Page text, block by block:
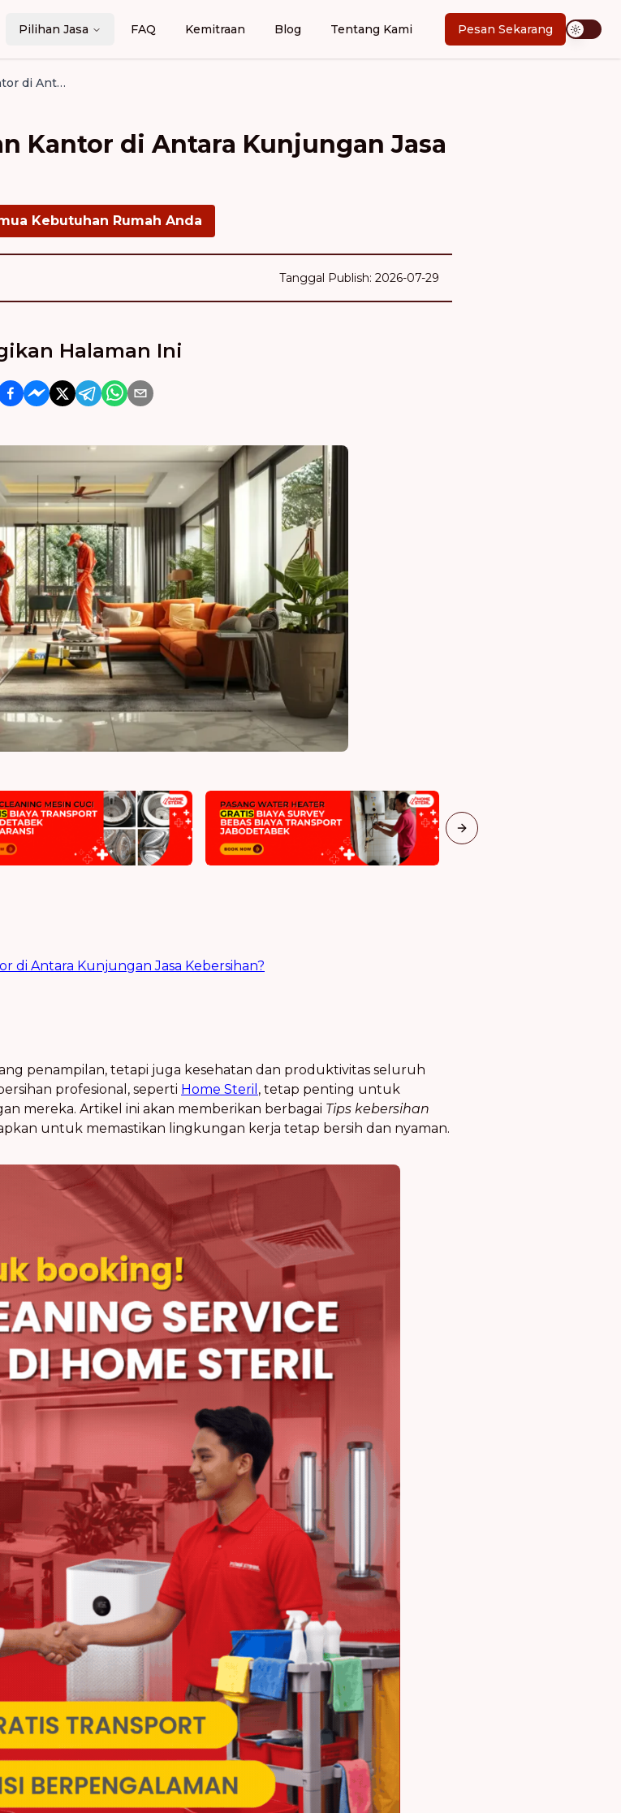
Pilihan Jasa FAQ Kemitraan Blog Tentang Kami Pesan Sekarang
Tips Menjaga Kebersihan Kantor di Antara Kunjungan Jasa Kebersihan
Kantor di Antara Kunjungan Jasa
Kebutuhan Rumah Anda
Tanggal Publish: 2026-07-29
Halaman Ini
Next slide
di Antara Kunjungan Jasa Kebersihan?
penampilan, tetapi juga kesehatan dan produktivitas seluruh
profesional, seperti Home Steril , tetap penting untuk
mereka. Artikel ini akan memberikan berbagai Tips kebersihan
untuk memastikan lingkungan kerja tetap bersih dan nyaman.